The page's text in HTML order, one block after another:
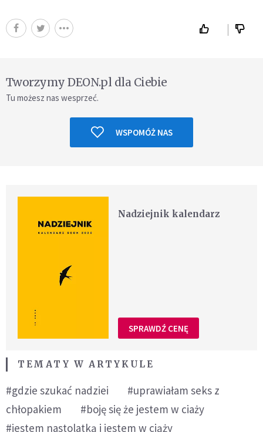
Tworzymy DEON.pl dla Ciebie
Tu możesz nas wesprzeć.
WSPOMÓŻ NAS
Nadziejnik kalendarz
SPRAWDŹ CENĘ
TEMATY W ARTYKULE
#gdzie szukać nadziei
#uprawiałam seks z
chłopakiem
#boję się że jestem w ciaży
#jestem nastolatką i jestem w ciąży